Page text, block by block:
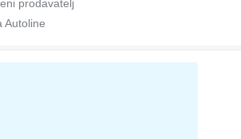
Autoline